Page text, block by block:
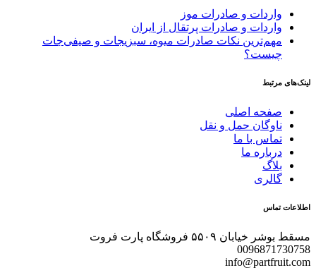
واردات و صادرات موز
واردات و صادرات پرتقال از ایران
مهم‌ترین نکات صادرات میوه، سبزیجات و صیفی‌جات
چیست؟
لینک‌های مرتبط
صفحه اصلی
ناوگان حمل و نقل
تماس با ما
درباره ما
بلاگ
گالری
اطلاعات تماس
مسقط بوشر خیابان ۵۵۰۹ فروشگاه پارت فروت
0096871730758
info@partfruit.com